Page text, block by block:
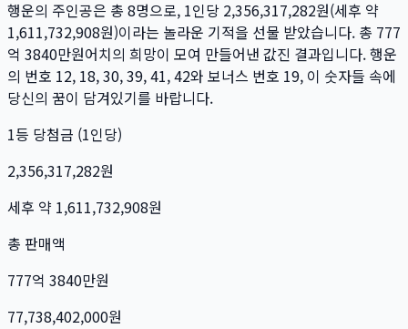
행운의 주인공은 총 8명으로, 1인당 2,356,317,282원(세후 약
1,611,732,908원)이라는 놀라운 기적을 선물 받았습니다. 총 777
억 3840만원어치의 희망이 모여 만들어낸 값진 결과입니다. 행운
의 번호 12, 18, 30, 39, 41, 42와 보너스 번호 19, 이 숫자들 속에
당신의 꿈이 담겨있기를 바랍니다.
1등 당첨금 (1인당)
2,356,317,282원
세후 약 1,611,732,908원
총 판매액
777억 3840만원
77,738,402,000원